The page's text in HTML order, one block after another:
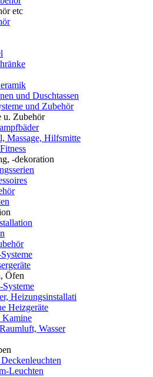
etc
und Duschtassen
und Zubehör
u. Zubehör
Massage, Hilfsmitte
-dekoration
Öfen
Heizungsinstallati
Heizgeräte
Kamine
Wasser
Leuchten